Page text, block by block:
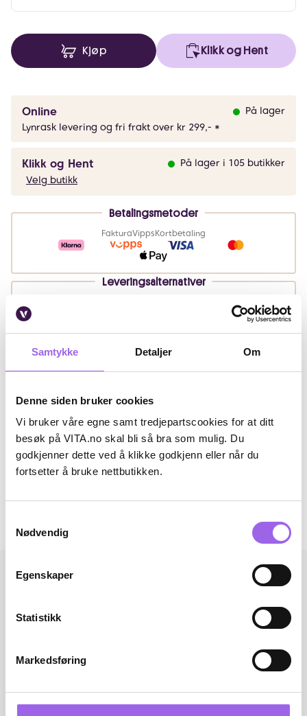
Samtykke Detaljer Om
Denne siden bruker cookies
Vi bruker våre egne samt tredjepartscookies for at ditt
besøk på VITA.no skal bli så bra som mulig. Du
godkjenner dette ved å klikke godkjenn eller når du
fortsetter å bruke nettbutikken.
Nødvendig
Egenskaper
Statistikk
Markedsføring
Kjøp Klikk og Hent
Online
På lager
Lynrask levering og fri frakt over kr 299,- *
Klikk og Hent
På lager i 105 butikker
Velg butikk
Betalingsmetoder
FakturaVippsKortbetaling
Leveringsalternativer
Beskrivelse
Bruk
Ingredienser
Artikkelnummer: 260120011
Omtaler
Andre har også kjøpt..